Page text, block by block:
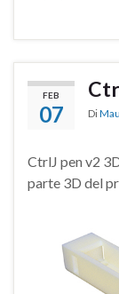
FEB
07 Di
CtrlJ pen v2
parte 3D del